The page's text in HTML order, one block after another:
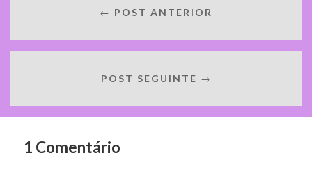
← POST ANTERIOR
POST SEGUINTE →
1 Comentário